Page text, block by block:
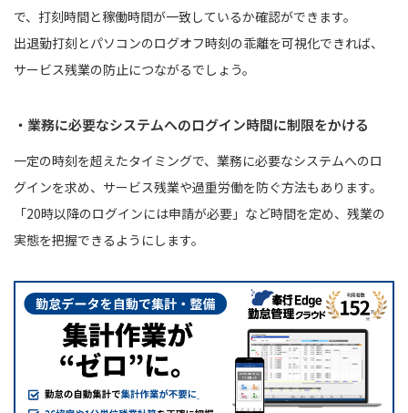
で、打刻時間と稼働時間が一致しているか確認ができます。
出退勤打刻とパソコンのログオフ時刻の乖離を可視化できれば、
サービス残業の防止につながるでしょう。
・業務に必要なシステムへのログイン時間に制限をかける
一定の時刻を超えたタイミングで、業務に必要なシステムへのロ
グインを求め、サービス残業や過重労働を防ぐ方法もあります。
「20時以降のログインには申請が必要」など時間を定め、残業の
実態を把握できるようにします。